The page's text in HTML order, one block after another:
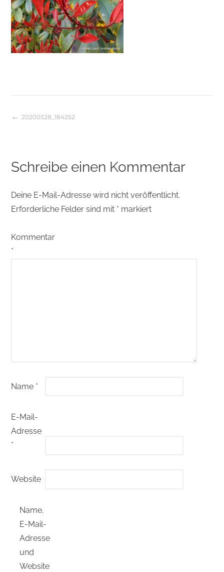
Beitragsnavigation
20200328_184352
Schreibe einen Kommentar
Deine E-Mail-Adresse wird nicht veröffentlicht.
Erforderliche Felder sind mit * markiert
Kommentar
*
Name *
E-Mail-
Adresse
*
Website
Name,
E-Mail-
Adresse
und
Website